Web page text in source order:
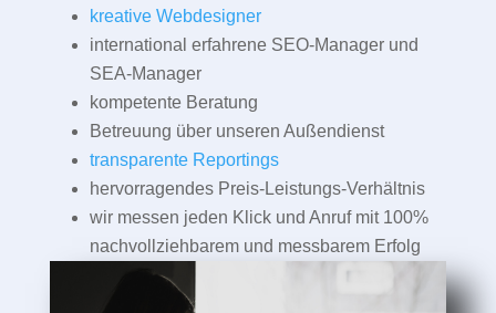
kreative Webdesigner
international erfahrene SEO-Manager und
SEA-Manager
kompetente Beratung
Betreuung über unseren Außendienst
transparente Reportings
hervorragendes Preis-Leistungs-Verhältnis
wir messen jeden Klick und Anruf mit 100%
nachvollziehbarem und messbarem Erfolg